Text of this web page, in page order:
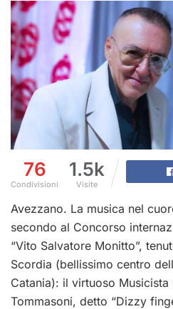
76
Condivisioni
1.5k
Visite
Avezzano. La musica nel
secondo al Concorso
“Vito Salvatore Monitto”,
Scordia (bellissimo centro
Catania): il virtuoso
Tommasoni, detto “Dizzy